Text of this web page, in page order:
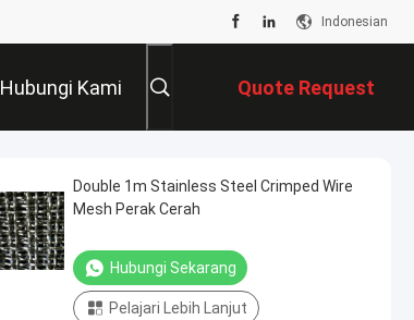
Indonesian
Hubungi Kami Quote Request
Suatu
Double 1m Stainless Steel Crimped Wire
Mesh Perak Cerah
Hubungi Sekarang
Pelajari Lebih Lanjut